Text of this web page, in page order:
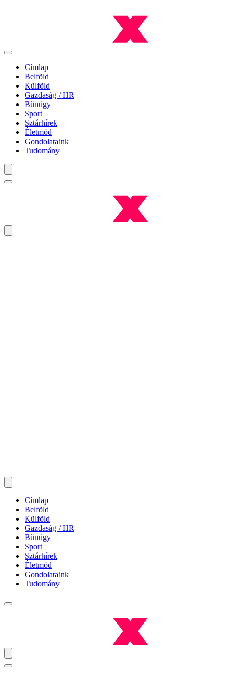
Címlap
Belföld
Külföld
Gazdaság / HR
Bűnügy
Sport
Sztárhírek
Életmód
Gondolataink
Tudomány
Címlap
Belföld
Külföld
Gazdaság / HR
Bűnügy
Sport
Sztárhírek
Életmód
Gondolataink
Tudomány